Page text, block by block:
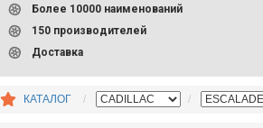
Более 10000 наименований
150 производителей
Доставка
КАТАЛОГ